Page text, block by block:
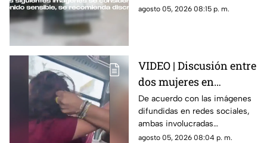
de trabajo; cámaras de
agosto 05, 2026 08:15 p. m.
VIDEO | Discusión entre
dos mujeres en
transporte público
termina en jalones de
cabello
De acuerdo con las imágenes
difundidas en redes sociales,
ambas involucradas
comenzaron a intercambiar
agosto 05, 2026 08:04 p. m.